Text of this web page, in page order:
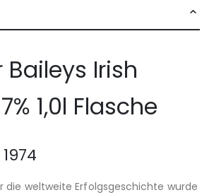
Baileys Irish
1,0l Flasche
die weltweite Erfolgsgeschichte wurde